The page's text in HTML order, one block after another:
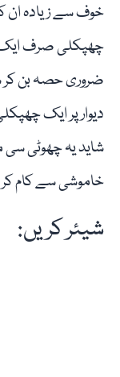
خوف سے زیادہ ان
چھپکلی صرف ایک
ضروری حصہ بن کر
دیوار پر ایک
شاید یہ چھوٹی
خاموشی سے کام
شیئر کریں: